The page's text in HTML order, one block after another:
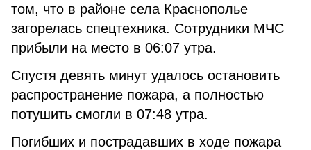
том, что в районе села Краснополье
загорелась спецтехника. Сотрудники МЧС
прибыли на место в 06:07 утра.
Спустя девять минут удалось остановить
распространение пожара, а полностью
потушить смогли в 07:48 утра.
Погибших и пострадавших в ходе пожара